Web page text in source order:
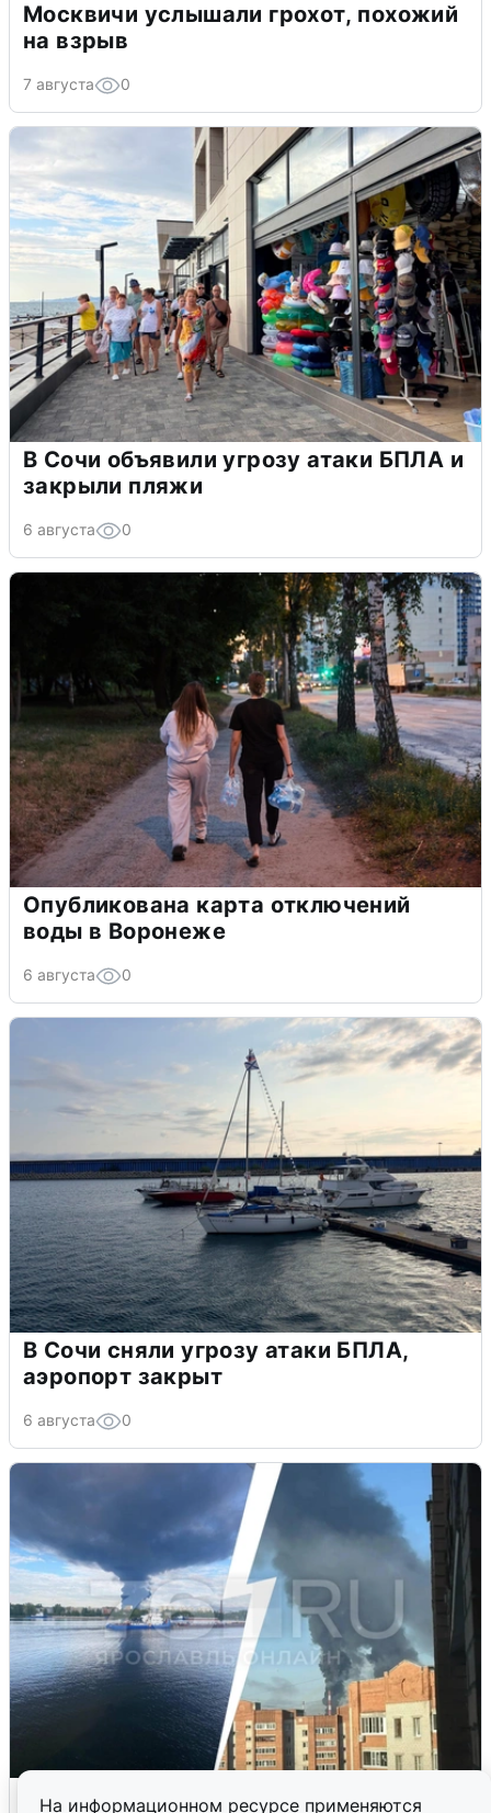
На информационном ресурсе применяются
Москвичи услышали грохот, похожий
на взрыв
7 августа 0
В Сочи объявили угрозу атаки БПЛА и
закрыли пляжи
6 августа 0
Опубликована карта отключений
воды в Воронеже
6 августа 0
В Сочи сняли угрозу атаки БПЛА,
аэропорт закрыт
6 августа 0
Ночная атака БПЛА на Ярославль: